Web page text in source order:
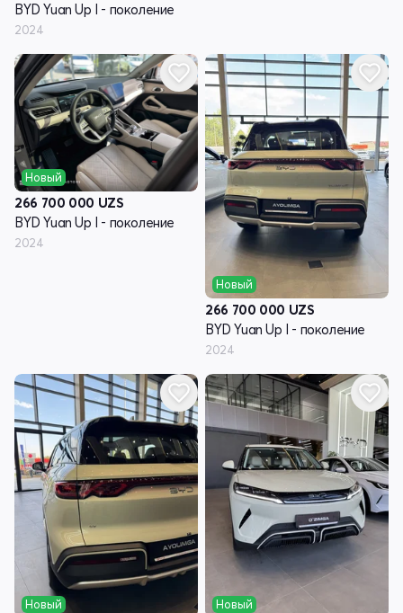
BYD Yuan Up I - поколение
2024
Новый
266 700 000 UZS
BYD Yuan Up I - поколение
2024
Новый
266 700 000 UZS
BYD Yuan Up I - поколение
2024
Новый Новый